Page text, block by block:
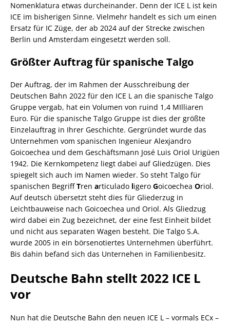
Nomenklatura etwas durcheinander. Denn der ICE L ist kein
ICE im bisherigen Sinne. Vielmehr handelt es sich um einen
Ersatz für IC Züge, der ab 2024 auf der Strecke zwischen
Berlin und Amsterdam eingesetzt werden soll.
Größter Auftrag für spanische Talgo
Der Auftrag, der im Rahmen der Ausschreibung der
Deutschen Bahn 2022 für den ICE L an die spanische Talgo
Gruppe vergab, hat ein Volumen von ruind 1,4 MIlliaren
Euro. Für die spanische Talgo Gruppe ist dies der größte
Einzelauftrag in Ihrer Geschichte. Gergründet wurde das
Unternehmen vom spanischen Ingenieur Alexjandro
Goicoechea und dem Geschäftsmann José Luis Oriol Urigüen
1942. Die Kernkompetenz liegt dabei auf Gliedzügen. Dies
spiegelt sich auch im Namen wieder. So steht Talgo für
spanischen BegriffTren articulado ligero Goicoechea Oriol.
Auf deutsch übersetzt steht dies für Gliederzug in
Leichtbauweise nach Goicoechea und Oriol. Als Gliedzug
wird dabei ein Zug bezeichnet, der eine fest Einheit bildet
und nicht aus separaten Wagen besteht. Die Talgo S.A.
wurde 2005 in ein börsenotiertes Unternehmen überführt.
Bis dahin befand sich das Unternehen in Familienbesitz.
Deutsche Bahn stellt 2022 ICE L
vor
Nun hat die Deutsche Bahn den neuen ICE L – vormals ECx –